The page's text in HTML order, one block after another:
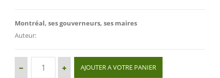
Montréal, ses gouverneurs, ses maires
Auteur: